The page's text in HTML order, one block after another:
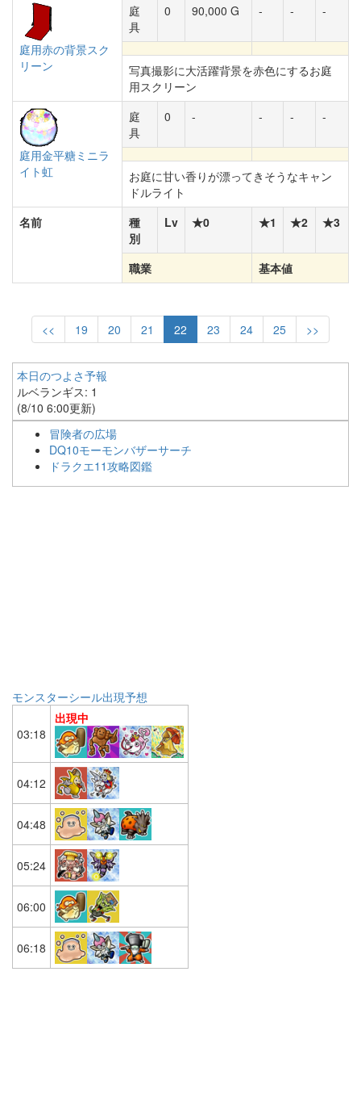
庭用赤の背景スク
リーン
庭
具
0 90,000 G - - -
写真撮影に大活躍背景を赤色にするお庭
用スクリーン
庭用金平糖ミニラ
イト虹
庭
具
0 - - - -
お庭に甘い香りが漂ってきそうなキャン
ドルライト
名前
種
別
Lv ★0 ★1 ★2 ★3
職業 基本値
<< 19 20 21 22 23 24 25 >>
本日のつよさ予報
ルベランギス: 1
(8/10 6:00更新)
冒険者の広場
DQ10モーモンバザーサーチ
ドラクエ11攻略図鑑
モンスターシール出現予想
03:18
出現中
04:12
04:48
05:24
06:00
06:18